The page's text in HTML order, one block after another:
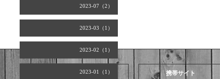
2023-07（2）
2023-03（1）
2023-02（1）
2023-01（1）
2026.08.07 Friday 携帯サイト